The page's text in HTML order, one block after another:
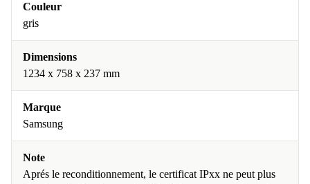
Couleur
gris
Dimensions
1234 x 758 x 237 mm
Marque
Samsung
Note
Aprés le reconditionnement, le certificat IPxx ne peut plus